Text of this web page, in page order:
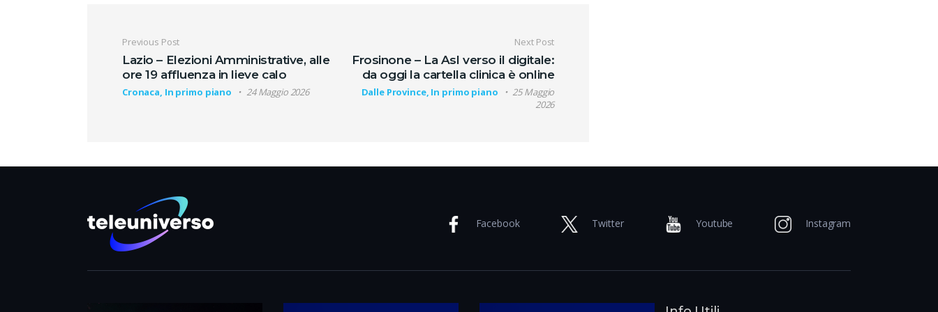
Navigazione articoli
Previous Post
Lazio – Elezioni Amministrative, alle
ore 19 affluenza in lieve calo
Cronaca, In primo piano 24 Maggio 2026
Next Post
Frosinone – La Asl verso il digitale:
da oggi la cartella clinica è online
Dalle Province, In primo piano
25 Maggio
2026
Facebook Twitter Youtube Instagram